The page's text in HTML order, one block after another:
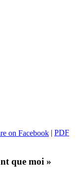
| PDF
que moi »